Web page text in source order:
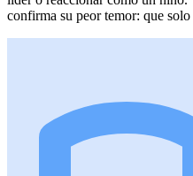
confirma su peor temor: que